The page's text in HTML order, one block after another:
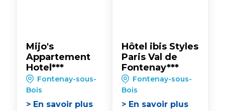
Mijo's
Appartement
Hotel***
Fontenay-sous-
Bois
> En savoir plus
Hôtel ibis Styles
Paris Val de
Fontenay***
Fontenay-sous-
Bois
> En savoir plus